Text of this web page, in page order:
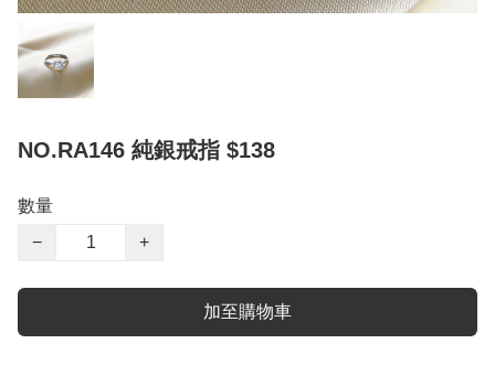
NO.RA146 純銀戒指 $138
數量
−
+
加至購物車